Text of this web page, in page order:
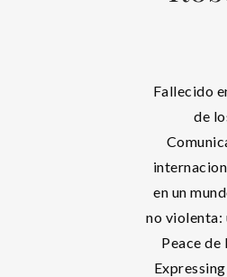
Fallecido
de
en un
no violenta:
Peace